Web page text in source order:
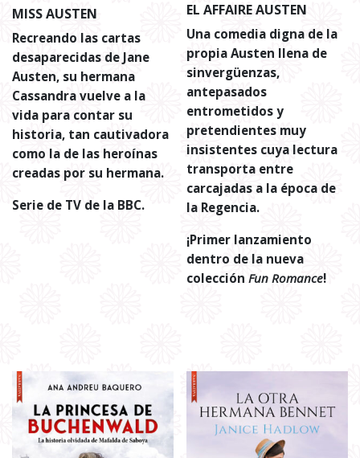
MISS AUSTEN
Recreando las cartas
desaparecidas de Jane
Austen, su hermana
Cassandra vuelve a la
vida para contar su
historia, tan cautivadora
como la de las heroínas
creadas por su hermana.
Serie de TV de la BBC.
EL AFFAIRE AUSTEN
Una comedia digna de la
propia Austen llena de
sinvergüenzas,
antepasados
entrometidos y
pretendientes muy
insistentes cuya lectura
transporta entre
carcajadas a la época de
la Regencia.
¡Primer lanzamiento
dentro de la nueva
colecciónFun Romance!